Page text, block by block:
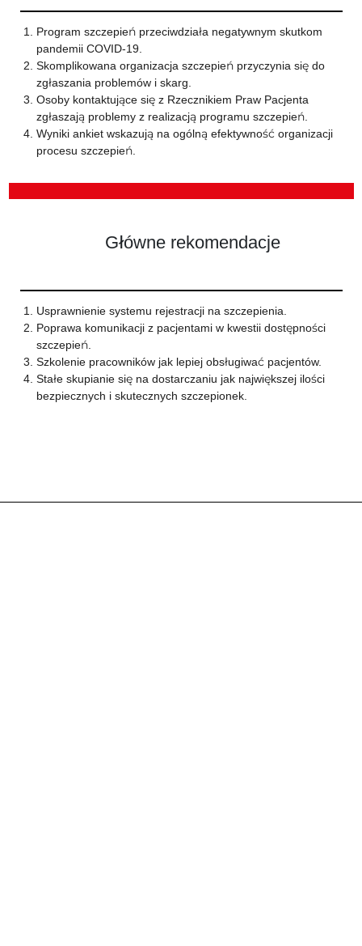
Program szczepień przeciwdziała negatywnym skutkom
pandemii COVID-19.
Skomplikowana organizacja szczepień przyczynia się do
zgłaszania problemów i skarg.
Osoby kontaktujące się z Rzecznikiem Praw Pacjenta
zgłaszają problemy z realizacją programu szczepień.
Wyniki ankiet wskazują na ogólną efektywność organizacji
procesu szczepień.
Główne rekomendacje
Usprawnienie systemu rejestracji na szczepienia.
Poprawa komunikacji z pacjentami w kwestii dostępności
szczepień.
Szkolenie pracowników jak lepiej obsługiwać pacjentów.
Stałe skupianie się na dostarczaniu jak największej ilości
bezpiecznych i skutecznych szczepionek.